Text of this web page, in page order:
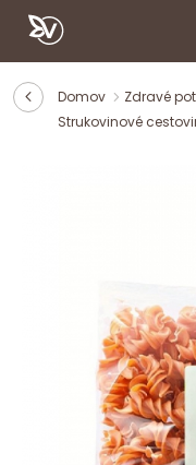
Domov Zdravé
Strukovinové